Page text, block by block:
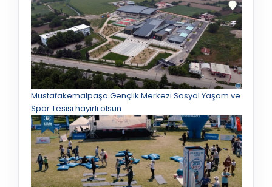
Mustafakemalpaşa Gençlik Merkezi Sosyal Yaşam ve
Spor Tesisi hayırlı olsun